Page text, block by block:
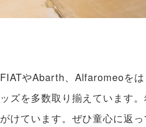
FIATやAbarth、Alfaromeoを
ッズを多数取り揃えています
がけています。ぜひ童心に返っ